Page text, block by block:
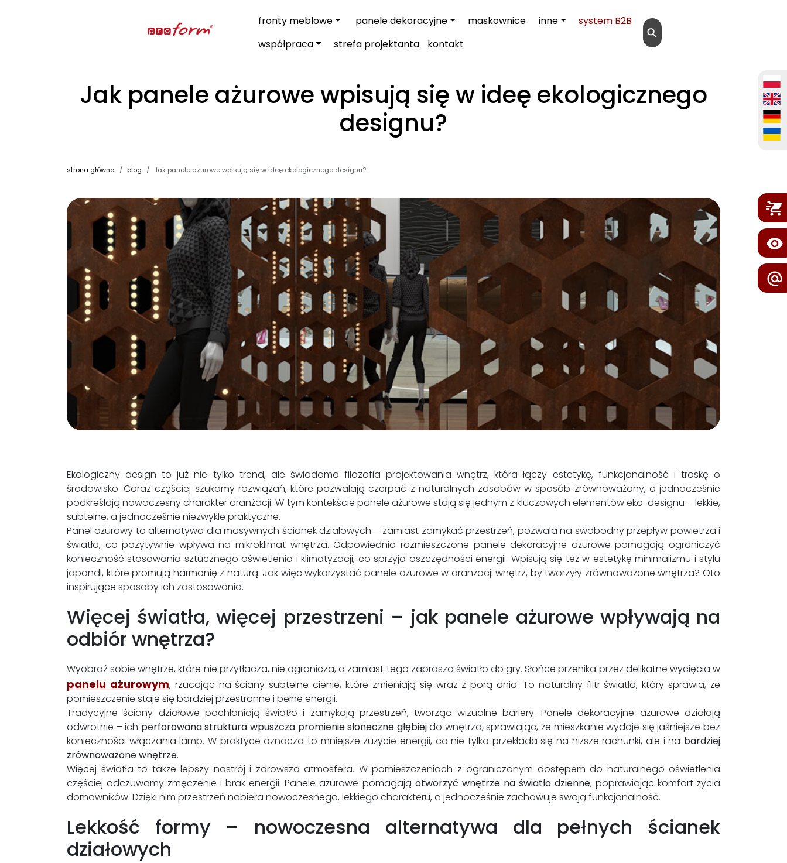
fronty meblowe panele dekoracyjne maskownice inne
system B2B
współpraca
strefa projektanta kontakt
⚲
Jak panele ażurowe wpisują się w ideę ekologicznego
designu?
strona główna blog Jak panele ażurowe wpisują się w ideę ekologicznego designu?
Ekologiczny design to już nie tylko trend, ale świadoma filozofia projektowania wnętrz, która łączy estetykę, funkcjonalność i troskę o
środowisko. Coraz częściej szukamy rozwiązań, które pozwalają czerpać z naturalnych zasobów w sposób zrównoważony, a jednocześnie
podkreślają nowoczesny charakter aranżacji. W tym kontekście panele ażurowe stają się jednym z kluczowych elementów eko-designu – lekkie,
subtelne, a jednocześnie niezwykle praktyczne.
Panel ażurowy to alternatywa dla masywnych ścianek działowych – zamiast zamykać przestrzeń, pozwala na swobodny przepływ powietrza i
światła, co pozytywnie wpływa na mikroklimat wnętrza. Odpowiednio rozmieszczone panele dekoracyjne ażurowe pomagają ograniczyć
konieczność stosowania sztucznego oświetlenia i klimatyzacji, co sprzyja oszczędności energii. Wpisują się też w estetykę minimalizmu i stylu
japandi, które promują harmonię z naturą. Jak więc wykorzystać panele ażurowe w aranżacji wnętrz, by tworzyły zrównoważone wnętrza? Oto
inspirujące sposoby ich zastosowania.
Więcej światła, więcej przestrzeni – jak panele ażurowe wpływają na
odbiór wnętrza?
Wyobraź sobie wnętrze, które nie przytłacza, nie ogranicza, a zamiast tego zaprasza światło do gry. Słońce przenika przez delikatne wycięcia w
panelu ażurowym, rzucając na ściany subtelne cienie, które zmieniają się wraz z porą dnia. To naturalny filtr światła, który sprawia, że
pomieszczenie staje się bardziej przestronne i pełne energii.
Tradycyjne ściany działowe pochłaniają światło i zamykają przestrzeń, tworząc wizualne bariery. Panele dekoracyjne ażurowe działają
odwrotnie – ich perforowana struktura wpuszcza promienie słoneczne głębiejdo wnętrza, sprawiając, że mieszkanie wydaje się jaśniejsze bez
konieczności włączania lamp. W praktyce oznacza to mniejsze zużycie energii, co nie tylko przekłada się na niższe rachunki, ale i na bardziej
zrównoważone wnętrze.
Więcej światła to także lepszy nastrój i zdrowsza atmosfera. W pomieszczeniach z ograniczonym dostępem do naturalnego oświetlenia
częściej odczuwamy zmęczenie i brak energii. Panele ażurowe pomagają otworzyć wnętrze na światło dzienne, poprawiając komfort życia
domowników. Dzięki nim przestrzeń nabiera nowoczesnego, lekkiego charakteru, a jednocześnie zachowuje swoją funkcjonalność.
Lekkość formy – nowoczesna alternatywa dla pełnych ścianek
działowych